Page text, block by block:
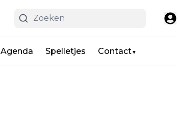
Agenda Spelletjes Contact▼